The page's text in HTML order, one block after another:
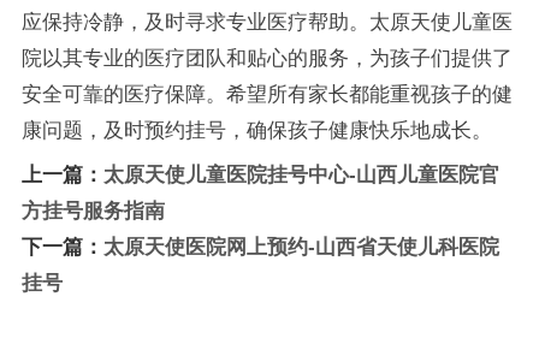
应保持冷静，及时寻求专业医疗帮助。太原天使儿童医
院以其专业的医疗团队和贴心的服务，为孩子们提供了
安全可靠的医疗保障。希望所有家长都能重视孩子的健
康问题，及时预约挂号，确保孩子健康快乐地成长。
上一篇： 太原天使儿童医院挂号中心-山西儿童医院官
方挂号服务指南
下一篇： 太原天使医院网上预约-山西省天使儿科医院
挂号